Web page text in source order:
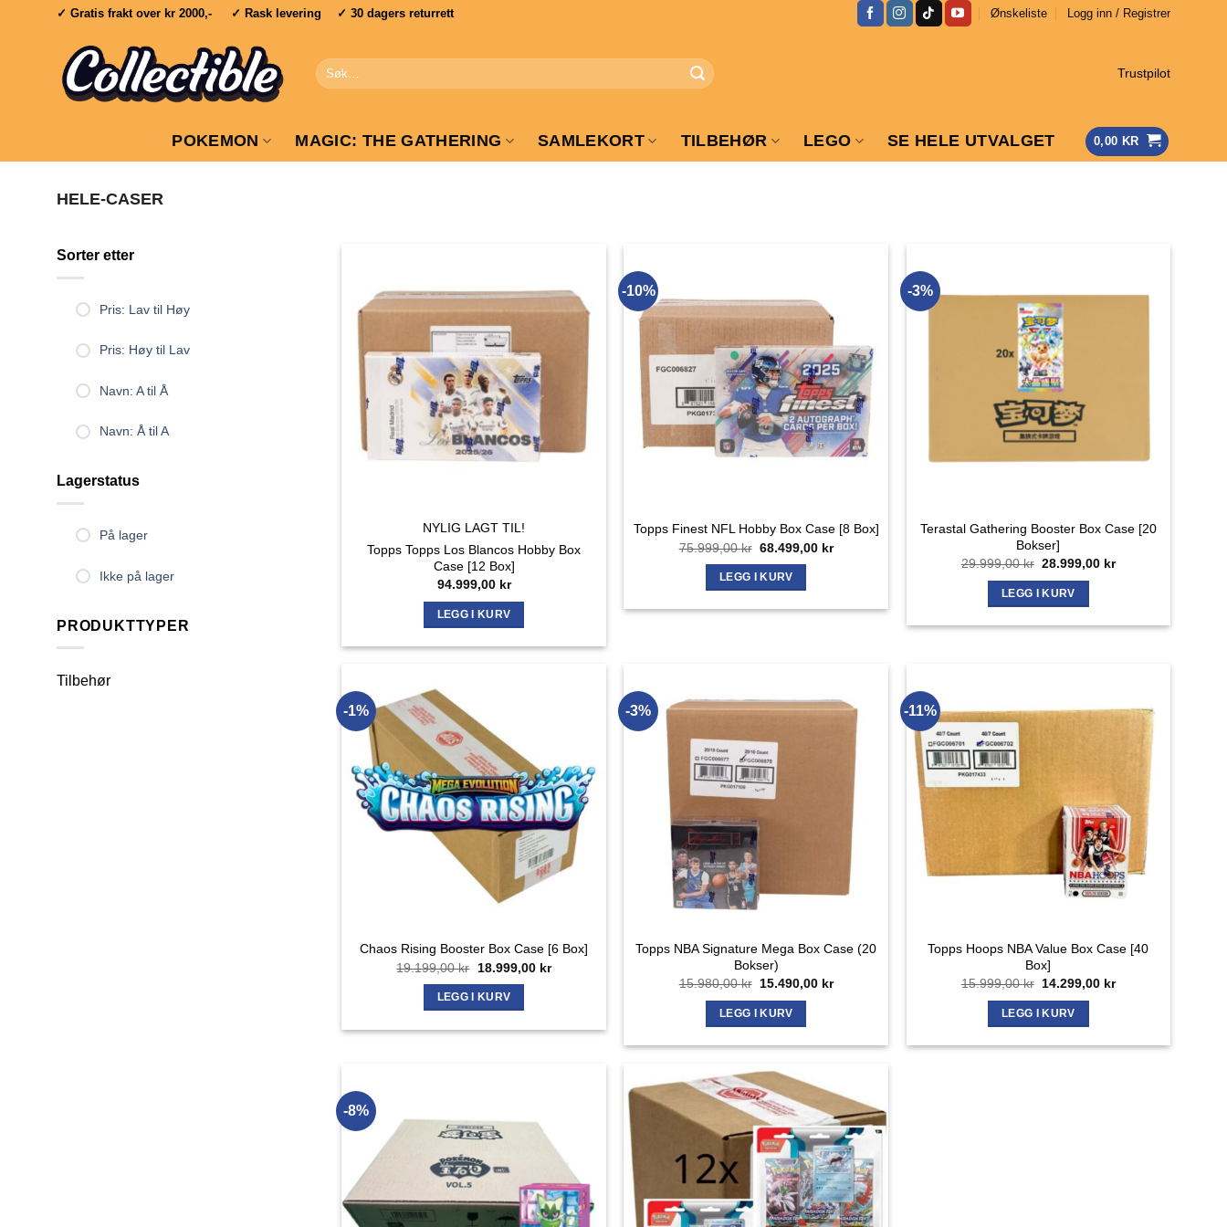
✓ Gratis frakt over kr 2000,- ✓ Rask levering ✓ 30 dagers returrett Ønskeliste Logg inn / Registrer
Søk
etter:
Trustpilot
POKEMON MAGIC: THE GATHERING SAMLEKORT TILBEHØR LEGO SE HELE UTVALGET 0,00 KR
HELE-CASER
Sorter etter
Pris: Lav til Høy
Pris: Høy til Lav
Navn: A til Å
Navn: Å til A
Lagerstatus
På lager
Ikke på lager
PRODUKTTYPER
Tilbehør
NYLIG LAGT TIL!
Topps Topps Los Blancos Hobby Box
Case [12 Box]
94.999,00 kr
LEGG I KURV
-10%
Topps Finest NFL Hobby Box Case [8 Box]
75.999,00kr Opprinnelig
var:
75.999,00 kr.
68.499,00 krNåværende
LEGG I KURV
-3%
Terastal Gathering Booster Box Case [20
Bokser]
29.999,00kr Opprinnelig
var:
29.999,00 kr.
28.999,00 krNåværende
LEGG I KURV
-1%
Chaos Rising Booster Box Case [6 Box]
19.199,00kr Opprinnelig
var:
19.199,00 kr.
18.999,00 krNåværende
LEGG I KURV
-3%
Topps NBA Signature Mega Box Case (20
Bokser)
15.980,00kr Opprinnelig
var:
15.980,00 kr.
15.490,00 krNåværende
LEGG I KURV
-11%
Topps Hoops NBA Value Box Case [40
Box]
15.999,00kr Opprinnelig
var:
15.999,00 kr.
14.299,00 krNåværende
LEGG I KURV
-8%